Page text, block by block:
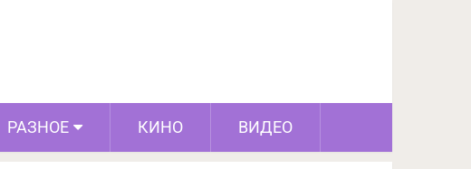
РАЗНОЕ КИНО ВИДЕО